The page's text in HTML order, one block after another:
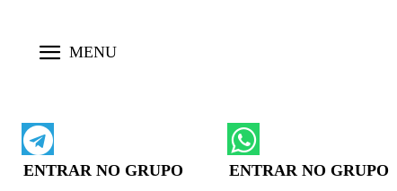
ENTRAR NO GRUPO ENTRAR NO GRUPO